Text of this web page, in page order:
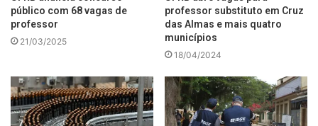
público com 68 vagas de
professor
21/03/2025
professor substituto em Cruz
das Almas e mais quatro
municípios
18/04/2024